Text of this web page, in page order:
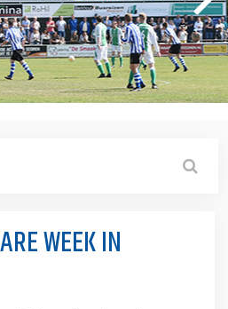
WEEK IN